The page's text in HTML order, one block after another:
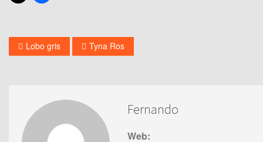
Lobo gris Tyna Ros
Fernando
Web: